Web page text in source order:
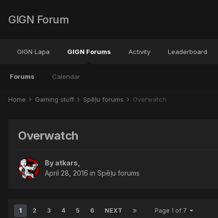
GIGN Forum
GIGN Lapa GIGN Forums
Forums Calendar
Activity Leaderboard
Home Gaming stuff Spēļu forums Overwatch
Overwatch
By atkars
April 28, 2016 in Spēļu forums
1 2 3 4 5 6 NEXT Page 1 of 7